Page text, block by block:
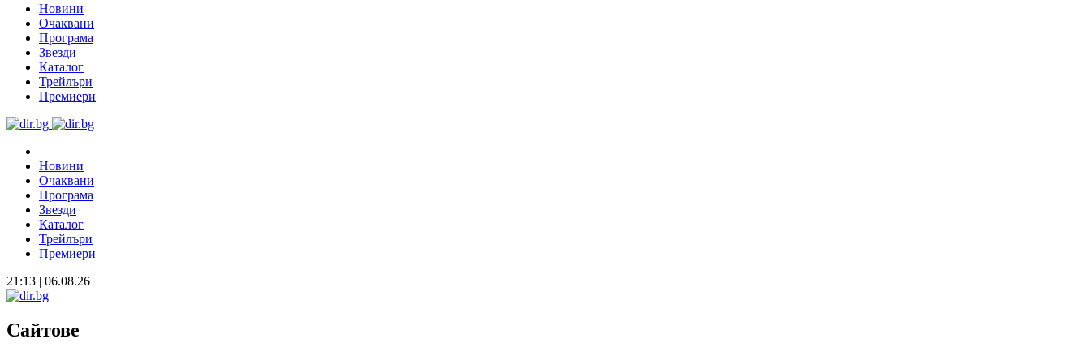
Новини
Очаквани
Програма
Звезди
Каталог
Трейлъри
Премиери
Новини
Очаквани
Програма
Звезди
Каталог
Трейлъри
Премиери
21:13 | 06.08.26
Сайтове